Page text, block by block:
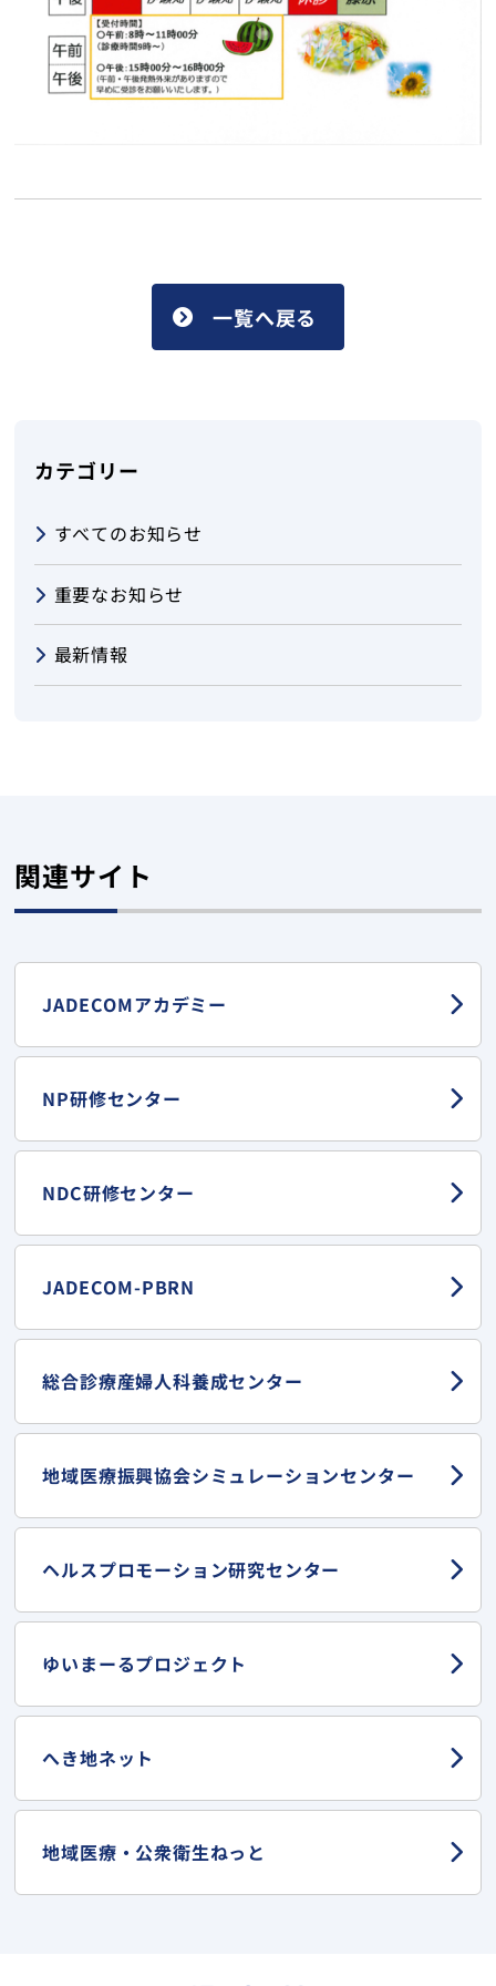
一覧へ戻る
カテゴリー
すべてのお知らせ
重要なお知らせ
最新情報
関連サイト
JADECOMアカデミー
NP研修センター
NDC研修センター
JADECOM-PBRN
総合診療産婦人科養成センター
地域医療振興協会シミュレーションセンター
ヘルスプロモーション研究センター
ゆいまーるプロジェクト
へき地ネット
地域医療・ 公衆衛生ねっと